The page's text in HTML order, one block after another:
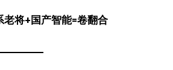
老将+国产智能=卷翻合